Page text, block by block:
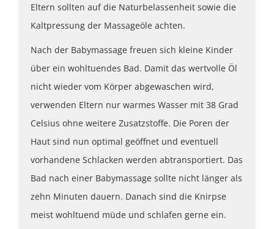
Eltern sollten auf die Naturbelassenheit sowie die
Kaltpressung der Massageöle achten.
Nach der Babymassage freuen sich kleine Kinder
über ein wohltuendes Bad. Damit das wertvolle Öl
nicht wieder vom Körper abgewaschen wird,
verwenden Eltern nur warmes Wasser mit 38 Grad
Celsius ohne weitere Zusatzstoffe. Die Poren der
Haut sind nun optimal geöffnet und eventuell
vorhandene Schlacken werden abtransportiert. Das
Bad nach einer Babymassage sollte nicht länger als
zehn Minuten dauern. Danach sind die Knirpse
meist wohltuend müde und schlafen gerne ein.